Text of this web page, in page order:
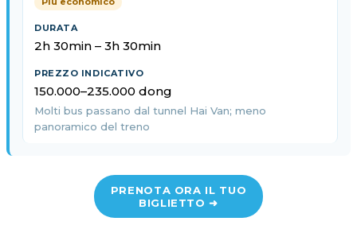
2h 30min – 3h 30min
150.000–235.000 dong
Molti bus passano dal tunnel Hai Van; meno
panoramico del treno
PRENOTA ORA IL TUO
BIGLIETTO ➜